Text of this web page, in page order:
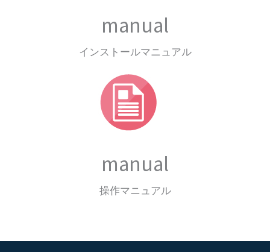
manual
インストールマニュアル
manual
操作マニュアル